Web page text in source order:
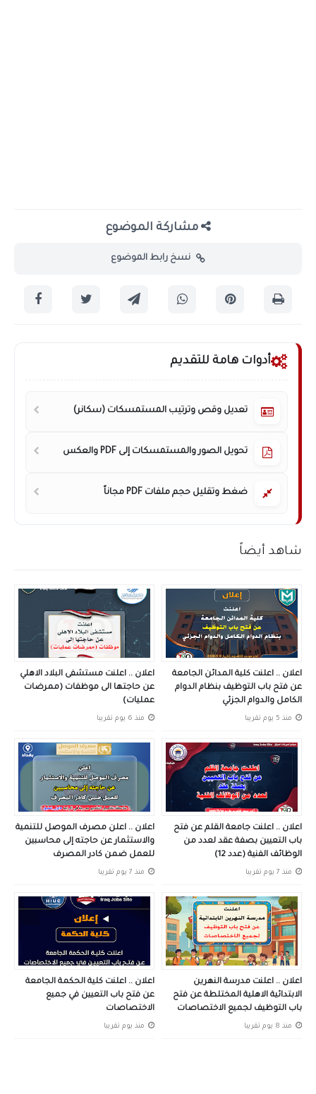
مشاركة الموضوع
نسخ رابط الموضوع
أدوات هامة للتقديم
تعديل وقص وترتيب المستمسكات (سكانر)
تحويل الصور والمستمسكات إلى PDF والعكس
ضغط وتقليل حجم ملفات PDF مجاناً
شاهد أيضاً
اعلان .. اعلنت كلية المدائن الجامعة
عن فتح باب التوظيف بنظام الدوام
الكامل والدوام الجزئي
منذ 5 يوم تقريبا
اعلان .. اعلنت مستشفى البلاد الاهلي
عن حاجتها الى موظفات (ممرضات
عمليات)
منذ 6 يوم تقريبا
اعلان .. اعلنت جامعة القلم عن فتح
باب التعيين بصفة عقد لعدد من
الوظائف الفنية (عدد 12)
منذ 7 يوم تقريبا
اعلان .. اعلن مصرف الموصل للتنمية
والاستثمار عن حاجته إلى محاسبين
للعمل ضمن كادر المصرف
منذ 7 يوم تقريبا
اعلان .. اعلنت مدرسة النهرين
الابتدائية الاهلية المختلطة عن فتح
باب التوظيف لجميع الاختصاصات
منذ 8 يوم تقريبا
اعلان .. اعلنت كلية الحكمة الجامعة
عن فتح باب التعيين في جميع
الاختصاصات
منذ يوم تقريبا